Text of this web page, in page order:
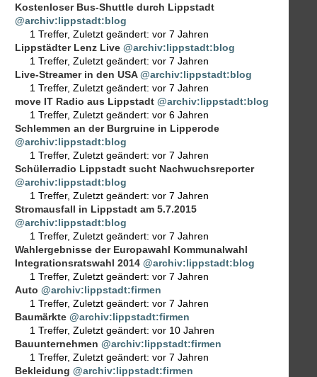
Kostenloser Bus-Shuttle durch Lippstadt
@archiv:lippstadt:blog
1 Treffer, Zuletzt geändert: vor 7 Jahren
Lippstädter Lenz Live @archiv:lippstadt:blog
1 Treffer, Zuletzt geändert: vor 7 Jahren
Live-Streamer in den USA @archiv:lippstadt:blog
1 Treffer, Zuletzt geändert: vor 7 Jahren
move IT Radio aus Lippstadt @archiv:lippstadt:blog
1 Treffer, Zuletzt geändert: vor 6 Jahren
Schlemmen an der Burgruine in Lipperode
@archiv:lippstadt:blog
1 Treffer, Zuletzt geändert: vor 7 Jahren
Schülerradio Lippstadt sucht Nachwuchsreporter
@archiv:lippstadt:blog
1 Treffer, Zuletzt geändert: vor 7 Jahren
Stromausfall in Lippstadt am 5.7.2015
@archiv:lippstadt:blog
1 Treffer, Zuletzt geändert: vor 7 Jahren
Wahlergebnisse der Europawahl Kommunalwahl
Integrationsratswahl 2014 @archiv:lippstadt:blog
1 Treffer, Zuletzt geändert: vor 7 Jahren
Auto @archiv:lippstadt:firmen
1 Treffer, Zuletzt geändert: vor 7 Jahren
Baumärkte @archiv:lippstadt:firmen
1 Treffer, Zuletzt geändert: vor 10 Jahren
Bauunternehmen @archiv:lippstadt:firmen
1 Treffer, Zuletzt geändert: vor 7 Jahren
Bekleidung @archiv:lippstadt:firmen